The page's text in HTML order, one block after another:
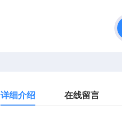
详细介绍 在线留言